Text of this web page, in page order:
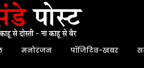
मनोरंजन पॉजिटिव-खबर